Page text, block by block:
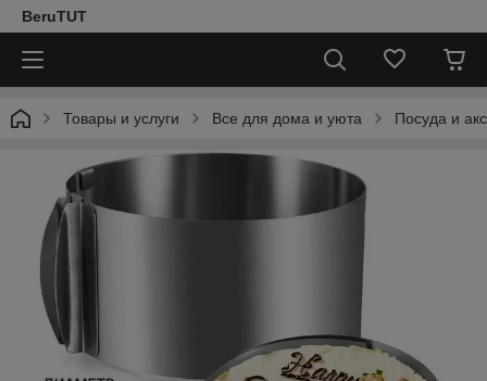
BeruTUT
Товары и услуги Все для дома и уюта Посуда и